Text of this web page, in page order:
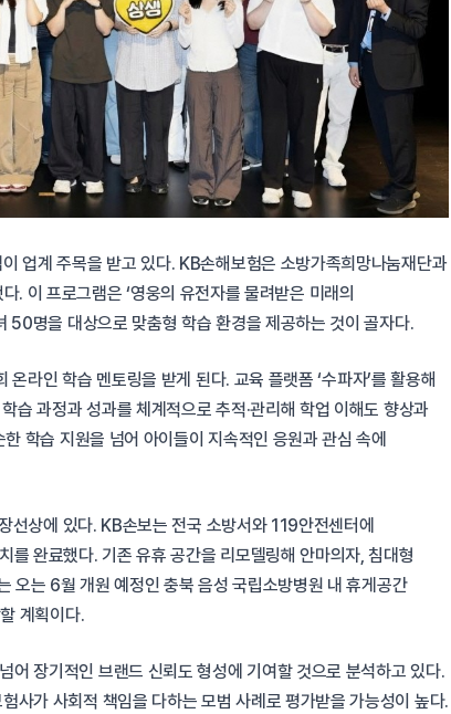
업계 주목을 받고 있다. KB손해보험은 소방가족희망나눔재단과
이 프로그램은 ‘영웅의 유전자를 물려받은 미래의
50명을 대상으로 맞춤형 학습 환경을 제공하는 것이 골자다.
라인 학습 멘토링을 받게 된다. 교육 플랫폼 ‘수파자’를 활용해
습 과정과 성과를 체계적으로 추적·관리해 학업 이해도 향상과
학습 지원을 넘어 아이들이 지속적인 응원과 관심 속에
선상에 있다. KB손보는 전국 소방서와 119안전센터에
완료했다. 기존 유휴 공간을 리모델링해 안마의자, 침대형
오는 6월 개원 예정인 충북 음성 국립소방병원 내 휴게공간
계획이다.
어 장기적인 브랜드 신뢰도 형성에 기여할 것으로 분석하고 있다.
사가 사회적 책임을 다하는 모범 사례로 평가받을 가능성이 높다.